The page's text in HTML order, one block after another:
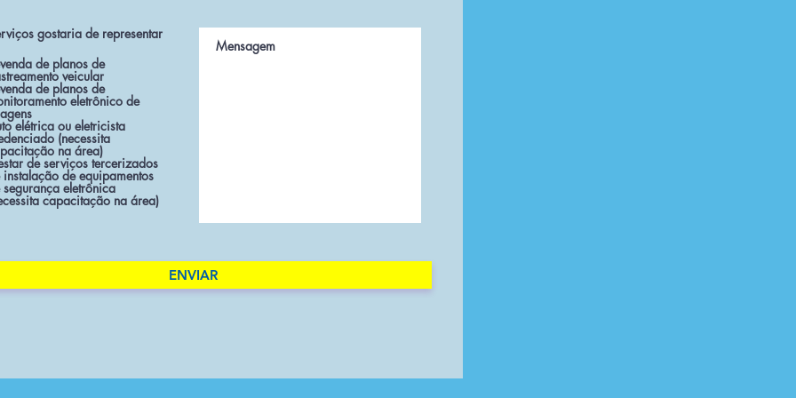
gostaria de representar
de planos de
veicular
de planos de
eletrônico de
elétrica ou eletricista
(necessita
na área)
de serviços tercerizados
instalação de equipamentos
segurança eletrônica
capacitação na área)
ENVIAR